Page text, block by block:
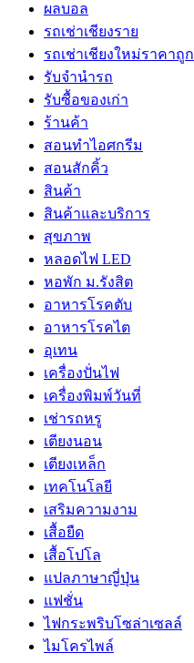
ผลบอล
รถเช่าเชียงราย
รถเช่าเชียงใหม่ราคาถูก
รับจำนำรถ
รับซื้อของเก่า
ร้านค้า
สอนทำไอศกรีม
สอนสักคิ้ว
สินค้า
สินค้าและบริการ
สุขภาพ
หลอดไฟ LED
หอพัก ม.รังสิต
อาหารโรคตับ
อาหารโรคไต
อุเทน
เครื่องปั่นไฟ
เครื่องพิมพ์วันที่
เช่ารถหรู
เตียงนอน
เตียงเหล็ก
เทคโนโลยี
เสริมความงาม
เสื้อยืด
เสื้อโปโล
แปลภาษาญี่ปุ่น
แฟชั่น
ไฟกระพริบโซล่าเซลล์
ไมโครไพล์